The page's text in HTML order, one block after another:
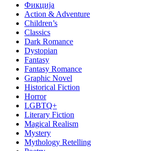
Фикција
Action & Adventure
Children’s
Classics
Dark Romance
Dystopian
Fantasy
Fantasy Romance
Graphic Novel
Historical Fiction
Horror
LGBTQ+
Literary Fiction
Magical Realism
Mystery
Mythology Retelling